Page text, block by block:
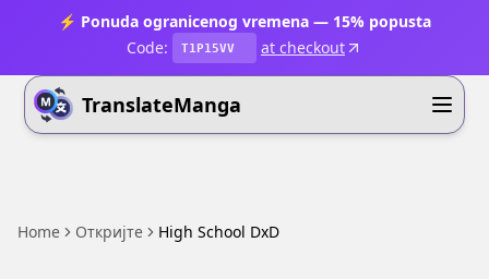
⚡ Ponuda ogranicenog vremena — 15% popusta
Code:
T1P15VV at checkout
TranslateManga
Home Откријте High School DxD